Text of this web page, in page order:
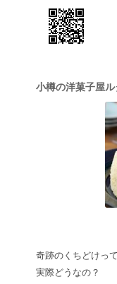
小樽の洋菓子屋ル
奇跡のくちどけって
実際どうなの？